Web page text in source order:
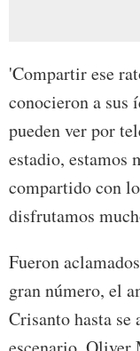
'Compartir ese
conocieron a sus
pueden ver por
estadio, estamos
compartido con
disfrutamos
Fueron
gran número, el
Crisanto hasta